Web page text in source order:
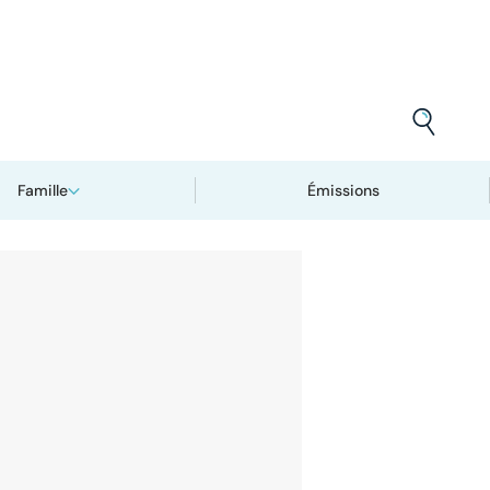
Famille Émissions